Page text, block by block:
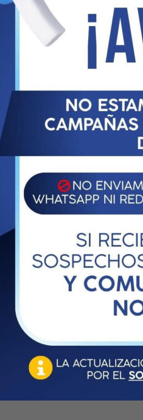
en la liquidación de un
prórroga es la hipótesis de
desde cuándo rige la
pagos de tarjetas y compras